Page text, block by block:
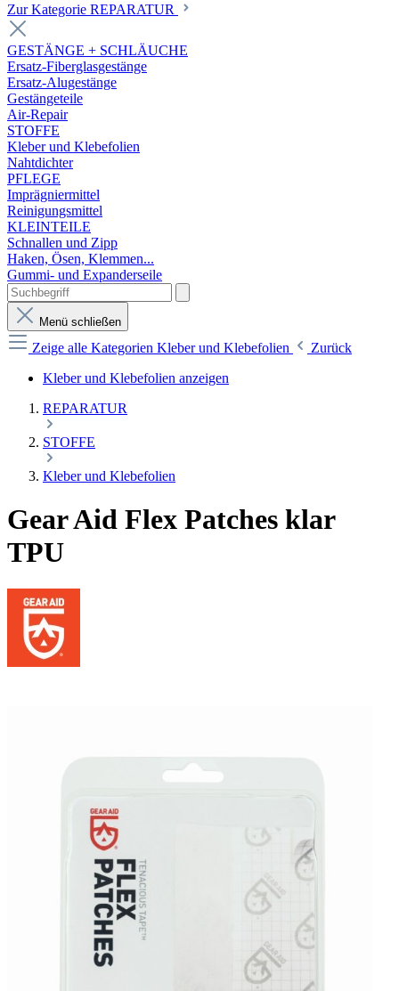
Zur Kategorie REPARATUR
GESTÄNGE + SCHLÄUCHE
Ersatz-Fiberglasgestänge
Ersatz-Alugestänge
Gestängeteile
Air-Repair
STOFFE
Kleber und Klebefolien
Nahtdichter
PFLEGE
Imprägniermittel
Reinigungsmittel
KLEINTEILE
Schnallen und Zipp
Haken, Ösen, Klemmen...
Gummi- und Expanderseile
Menü schließen
Zeige alle Kategorien Kleber und Klebefolien
Zurück
Kleber und Klebefolien anzeigen
REPARATUR
STOFFE
Kleber und Klebefolien
Gear Aid Flex Patches klar
TPU